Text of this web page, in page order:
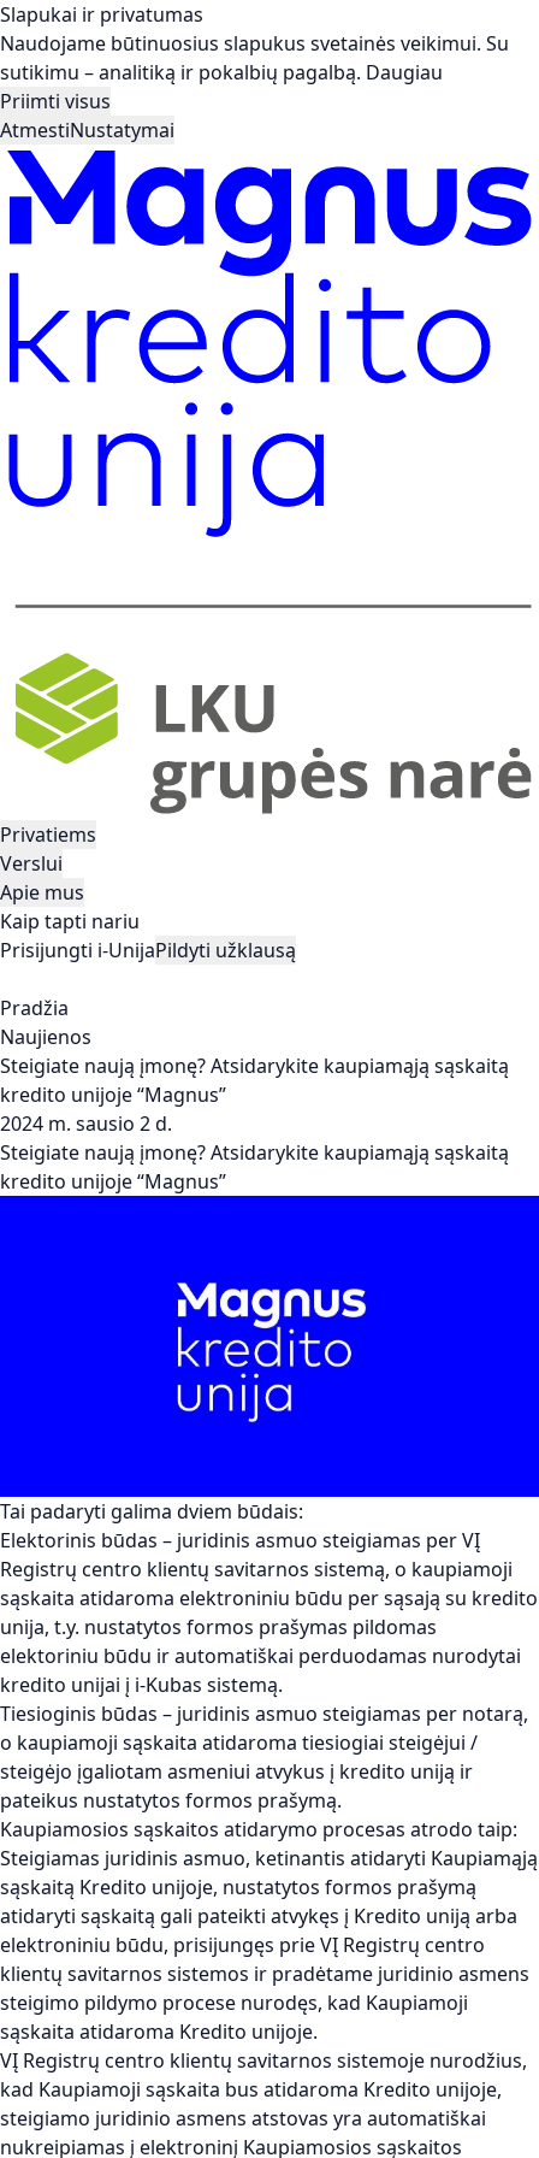
Slapukai ir privatumas
Naudojame būtinuosius slapukus svetainės veikimui. Su
sutikimu – analitiką ir pokalbių pagalbą. Daugiau
Priimti visus
AtmestiNustatymai
Privatiems
Verslui
Apie mus
Kaip tapti nariu
Prisijungti i-UnijaPildyti užklausą
Pradžia
Naujienos
Steigiate naują įmonę? Atsidarykite kaupiamąją sąskaitą
kredito unijoje “Magnus”
2024 m. sausio 2 d.
Steigiate naują įmonę? Atsidarykite kaupiamąją sąskaitą
kredito unijoje “Magnus”
Tai padaryti galima dviem būdais:
Elektorinis būdas – juridinis asmuo steigiamas per VĮ
Registrų centro klientų savitarnos sistemą, o kaupiamoji
sąskaita atidaroma elektroniniu būdu per sąsają su kredito
unija, t.y. nustatytos formos prašymas pildomas
elektoriniu būdu ir automatiškai perduodamas nurodytai
kredito unijai į i-Kubas sistemą.
Tiesioginis būdas – juridinis asmuo steigiamas per notarą,
o kaupiamoji sąskaita atidaroma tiesiogiai steigėjui /
steigėjo įgaliotam asmeniui atvykus į kredito uniją ir
pateikus nustatytos formos prašymą.
Kaupiamosios sąskaitos atidarymo procesas atrodo taip:
Steigiamas juridinis asmuo, ketinantis atidaryti Kaupiamąją
sąskaitą Kredito unijoje, nustatytos formos prašymą
atidaryti sąskaitą gali pateikti atvykęs į Kredito uniją arba
elektroniniu būdu, prisijungęs prie VĮ Registrų centro
klientų savitarnos sistemos ir pradėtame juridinio asmens
steigimo pildymo procese nurodęs, kad Kaupiamoji
sąskaita atidaroma Kredito unijoje.
VĮ Registrų centro klientų savitarnos sistemoje nurodžius,
kad Kaupiamoji sąskaita bus atidaroma Kredito unijoje,
steigiamo juridinio asmens atstovas yra automatiškai
nukreipiamas į elektroninį Kaupiamosios sąskaitos